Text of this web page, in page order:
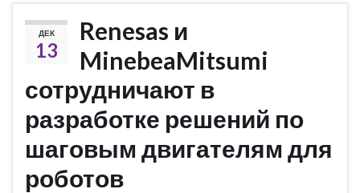
ДЕК
13
Renesas и
MinebeaMitsumi
сотрудничают в
разработке решений по
шаговым двигателям для
роботов